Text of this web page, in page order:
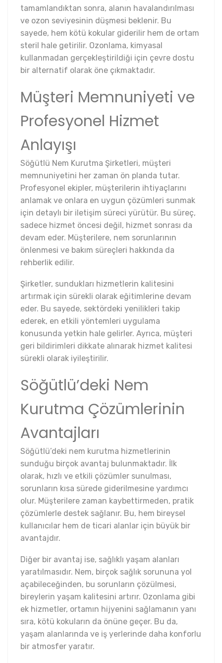
tamamlandıktan sonra, alanın havalandırılması
ve ozon seviyesinin düşmesi beklenir. Bu
sayede, hem kötü kokular giderilir hem de ortam
steril hale getirilir. Ozonlama, kimyasal
kullanmadan gerçekleştirildiği için çevre dostu
bir alternatif olarak öne çıkmaktadır.
Müşteri Memnuniyeti ve
Profesyonel Hizmet
Anlayışı
Söğütlü Nem Kurutma Şirketleri, müşteri
memnuniyetini her zaman ön planda tutar.
Profesyonel ekipler, müşterilerin ihtiyaçlarını
anlamak ve onlara en uygun çözümleri sunmak
için detaylı bir iletişim süreci yürütür. Bu süreç,
sadece hizmet öncesi değil, hizmet sonrası da
devam eder. Müşterilere, nem sorunlarının
önlenmesi ve bakım süreçleri hakkında da
rehberlik edilir.
Şirketler, sundukları hizmetlerin kalitesini
artırmak için sürekli olarak eğitimlerine devam
eder. Bu sayede, sektördeki yenilikleri takip
ederek, en etkili yöntemleri uygulama
konusunda yetkin hale gelirler. Ayrıca, müşteri
geri bildirimleri dikkate alınarak hizmet kalitesi
sürekli olarak iyileştirilir.
Söğütlü’deki Nem
Kurutma Çözümlerinin
Avantajları
Söğütlü’deki nem kurutma hizmetlerinin
sunduğu birçok avantaj bulunmaktadır. İlk
olarak, hızlı ve etkili çözümler sunulması,
sorunların kısa sürede giderilmesine yardımcı
olur. Müşterilere zaman kaybettirmeden, pratik
çözümlerle destek sağlanır. Bu, hem bireysel
kullanıcılar hem de ticari alanlar için büyük bir
avantajdır.
Diğer bir avantaj ise, sağlıklı yaşam alanları
yaratılmasıdır. Nem, birçok sağlık sorununa yol
açabileceğinden, bu sorunların çözülmesi,
bireylerin yaşam kalitesini artırır. Ozonlama gibi
ek hizmetler, ortamın hijyenini sağlamanın yanı
sıra, kötü kokuların da önüne geçer. Bu da,
yaşam alanlarında ve iş yerlerinde daha konforlu
bir atmosfer yaratır.